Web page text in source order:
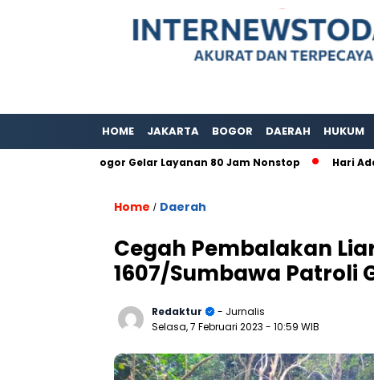
HOME JAKARTA BOGOR DAERAH HUKUM
Bogor Gelar Layanan 80 Jam Nonstop Hari Adat
Home / Daerah
Cegah Pembalakan
1607/Sumbawa Patroli
Redaktur
- Jurnalis
Selasa, 7 Februari 2023 - 10:59 WIB